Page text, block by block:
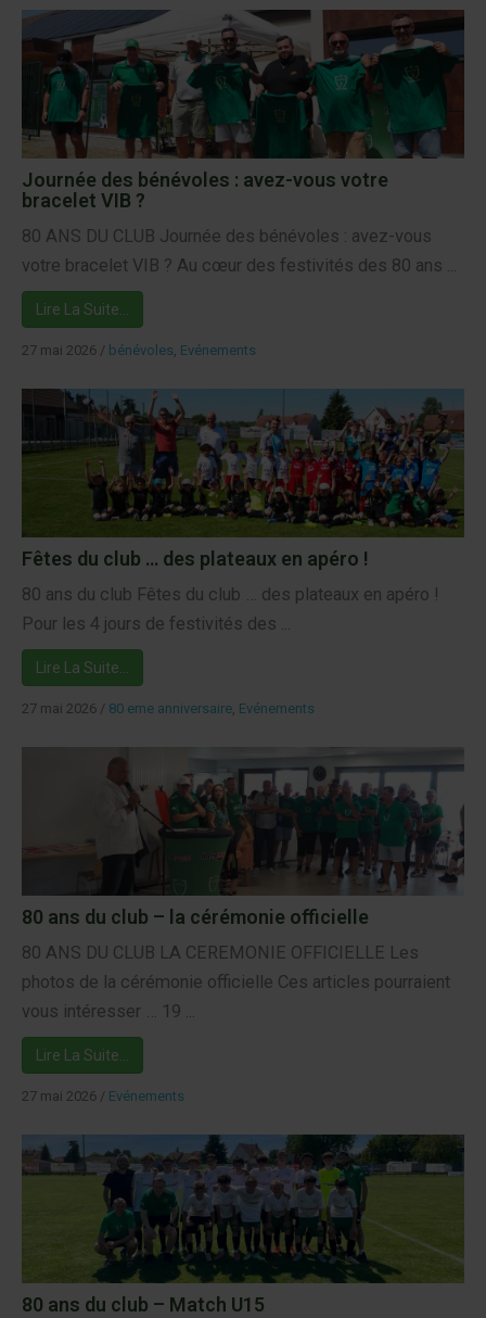
Journée des bénévoles : avez-vous votre
bracelet VIB ?
80 ANS DU CLUB Journée des bénévoles : avez-vous
votre bracelet VIB ? Au cœur des festivités des 80 ans ...
Lire La Suite…
27 mai 2026 / bénévoles, Evénements
Fêtes du club … des plateaux en apéro !
80 ans du club Fêtes du club … des plateaux en apéro !
Pour les 4 jours de festivités des ...
Lire La Suite…
27 mai 2026 / 80 eme anniversaire, Evénements
80 ans du club – la cérémonie officielle
80 ANS DU CLUB LA CEREMONIE OFFICIELLE Les
photos de la cérémonie officielle Ces articles pourraient
vous intéresser … 19 ...
Lire La Suite…
27 mai 2026 / Evénements
80 ans du club – Match U15